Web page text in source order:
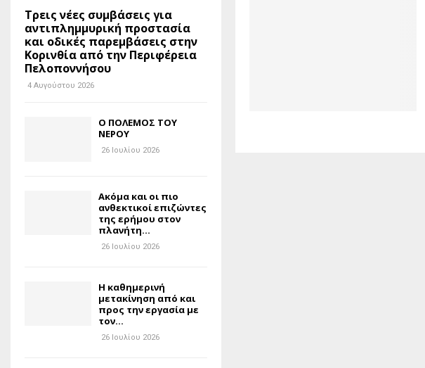
Τρεις νέες συμβάσεις για
αντιπλημμυρική προστασία
και οδικές παρεμβάσεις στην
Κορινθία από την Περιφέρεια
Πελοποννήσου
4 Αυγούστου 2026
Ο ΠΟΛΕΜΟΣ ΤΟΥ
ΝΕΡΟΥ
26 Ιουλίου 2026
Ακόμα και οι πιο
ανθεκτικοί επιζώντες
της ερήμου στον
πλανήτη...
26 Ιουλίου 2026
H καθημερινή
μετακίνηση από και
προς την εργασία με
τον...
26 Ιουλίου 2026